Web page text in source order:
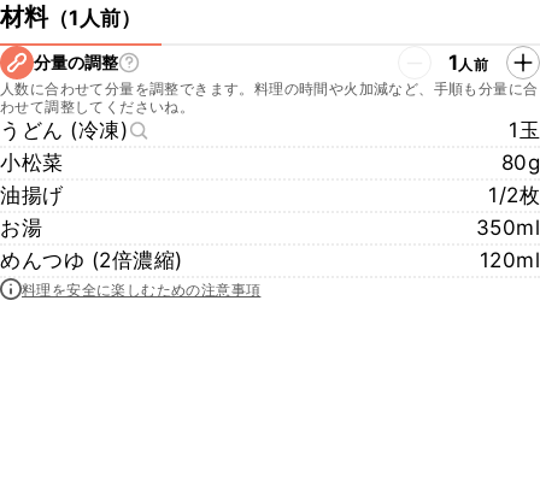
材料（1人前）
分量の調整 1人前
人数に合わせて分量を調整できます。料理の時間や火加減など、手順も分量に合
わせて調整してくださいね。
うどん (冷凍)
1玉
小松菜
80g
油揚げ
1/2枚
お湯
350ml
めんつゆ (2倍濃縮)
120ml
料理を安全に楽しむための注意事項